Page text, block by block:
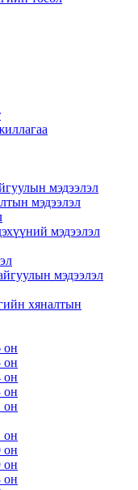
мэдээлэл
мэдээлэл
мэдээлэл
мэдээлэл
хяналтын
он
он
он
он
он
он
он
он
он